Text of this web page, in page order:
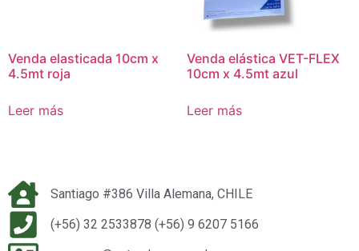
Venda elasticada 10cm x
4.5mt roja
Leer más
Venda elástica VET-FLEX
10cm x 4.5mt azul
Leer más
Santiago #386 Villa Alemana, CHILE
(+56) 32 2533878 (+56) 9 6207 5166